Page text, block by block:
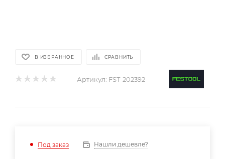
В ИЗБРАННОЕ СРАВНИТЬ
Артикул: FST-202392
Под заказ Нашли дешевле?